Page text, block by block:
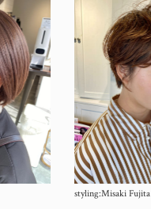
styling:Misaki Fujita